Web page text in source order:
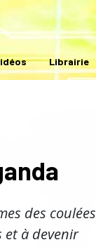
Librairie
des coulées
et à devenir